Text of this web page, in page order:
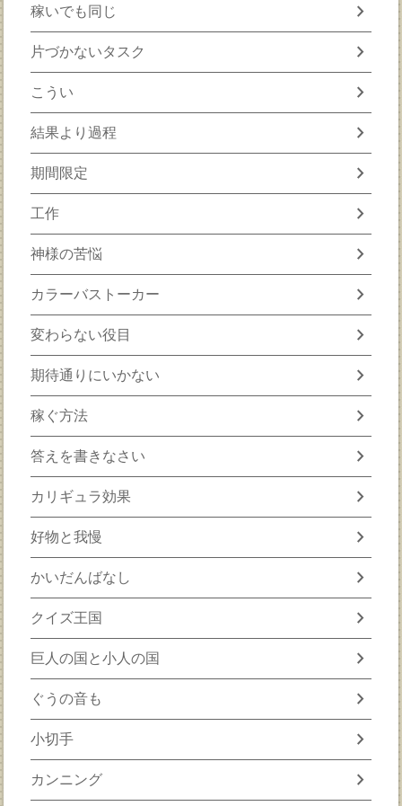
稼いでも同じ chevron_right
片づかないタスク chevron_right
こうい chevron_right
結果より過程 chevron_right
期間限定 chevron_right
工作 chevron_right
神様の苦悩 chevron_right
カラーバストーカー chevron_right
変わらない役目 chevron_right
期待通りにいかない chevron_right
稼ぐ方法 chevron_right
答えを書きなさい chevron_right
カリギュラ効果 chevron_right
好物と我慢 chevron_right
かいだんばなし chevron_right
クイズ王国 chevron_right
巨人の国と小人の国 chevron_right
ぐうの音も chevron_right
小切手 chevron_right
カンニング chevron_right